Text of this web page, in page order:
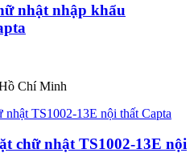
nhật nhập khẩu
Chí Minh
chữ nhật TS1002-13E nội